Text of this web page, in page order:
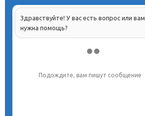
Здравствуйте! У вас есть вопрос или вам
нужна помощь?
Подождите, вам пишут сообщение